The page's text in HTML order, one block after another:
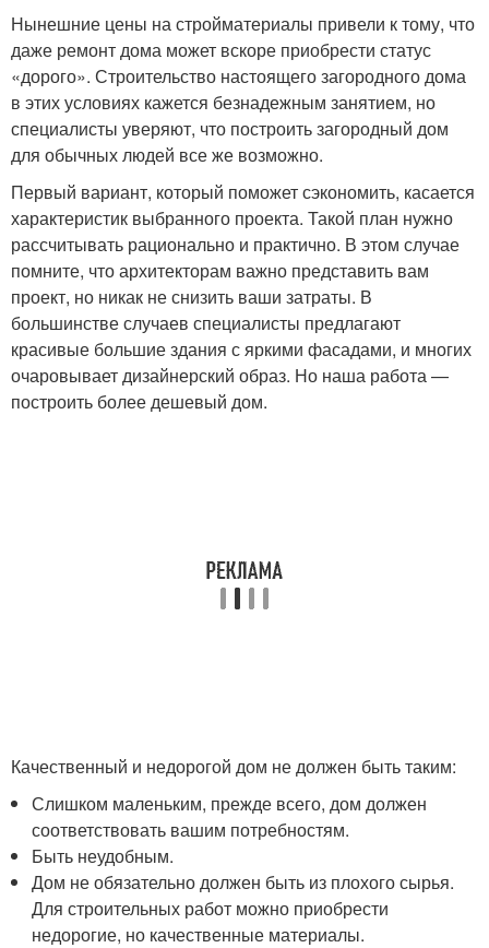
Нынешние цены на стройматериалы привели к тому, что
даже ремонт дома может вскоре приобрести статус
«дорого». Строительство настоящего загородного дома
в этих условиях кажется безнадежным занятием, но
специалисты уверяют, что построить загородный дом
для обычных людей все же возможно.
Первый вариант, который поможет сэкономить, касается
характеристик выбранного проекта. Такой план нужно
рассчитывать рационально и практично. В этом случае
помните, что архитекторам важно представить вам
проект, но никак не снизить ваши затраты. В
большинстве случаев специалисты предлагают
красивые большие здания с яркими фасадами, и многих
очаровывает дизайнерский образ. Но наша работа —
построить более дешевый дом.
Качественный и недорогой дом не должен быть таким:
Слишком маленьким, прежде всего, дом должен
соответствовать вашим потребностям.
Быть неудобным.
Дом не обязательно должен быть из плохого сырья.
Для строительных работ можно приобрести
недорогие, но качественные материалы.